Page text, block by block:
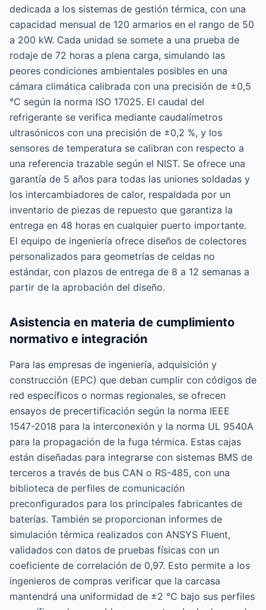
dedicada a los sistemas de gestión térmica, con una
capacidad mensual de 120 armarios en el rango de 50
a 200 kW. Cada unidad se somete a una prueba de
rodaje de 72 horas a plena carga, simulando las
peores condiciones ambientales posibles en una
cámara climática calibrada con una precisión de ±0,5
°C según la norma ISO 17025. El caudal del
refrigerante se verifica mediante caudalímetros
ultrasónicos con una precisión de ±0,2 %, y los
sensores de temperatura se calibran con respecto a
una referencia trazable según el NIST. Se ofrece una
garantía de 5 años para todas las uniones soldadas y
los intercambiadores de calor, respaldada por un
inventario de piezas de repuesto que garantiza la
entrega en 48 horas en cualquier puerto importante.
El equipo de ingeniería ofrece diseños de colectores
personalizados para geometrías de celdas no
estándar, con plazos de entrega de 8 a 12 semanas a
partir de la aprobación del diseño.
Asistencia en materia de cumplimiento
normativo e integración
Para las empresas de ingeniería, adquisición y
construcción (EPC) que deban cumplir con códigos de
red específicos o normas regionales, se ofrecen
ensayos de precertificación según la norma IEEE
1547-2018 para la interconexión y la norma UL 9540A
para la propagación de la fuga térmica. Estas cajas
están diseñadas para integrarse con sistemas BMS de
terceros a través de bus CAN o RS-485, con una
biblioteca de perfiles de comunicación
preconfigurados para los principales fabricantes de
baterías. También se proporcionan informes de
simulación térmica realizados con ANSYS Fluent,
validados con datos de pruebas físicas con un
coeficiente de correlación de 0,97. Esto permite a los
ingenieros de compras verificar que la carcasa
mantendrá una uniformidad de ±2 °C bajo sus perfiles